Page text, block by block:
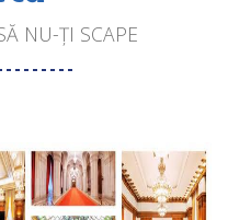
NU-ȚI SCAPE